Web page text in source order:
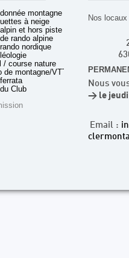
montagne
à neige
et hors piste
rando alpine
nordique
/ course nature
de montagne/VTT
Club
Nos
Nous
> le jeudi
Email :